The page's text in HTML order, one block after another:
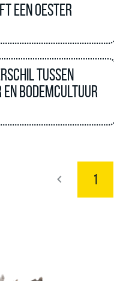
een oester
tussen
bodemcultuur
1